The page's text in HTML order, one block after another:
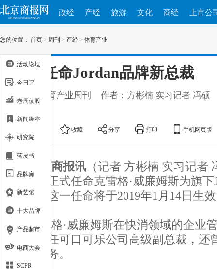
政经 产经 旅游 文化 商经 上市公
您的位置： 首页 > 周刊 > 产经 > 体育产业
耐克任命Jordan品牌新总裁
出处：体育产业周刊
作者：方彬楠 实习记者 冯硕
收藏 分享 打印 手机网页版
北京商报讯 （记者 方彬楠 实习记者
克集团正式任命克雷格·威廉姆斯为旗下
总裁，这一任命将于2019年1月14日生
克雷格·威廉姆斯在快消领域的企业
前曾担任可口可乐公司高级副总裁，还
高管职务。
活动论坛
今日评
老周侃股
新闻绘本
研究院
蓝皮书
品牌廊
新艺馆
十大品牌
产品超市
电商大会
SCPR